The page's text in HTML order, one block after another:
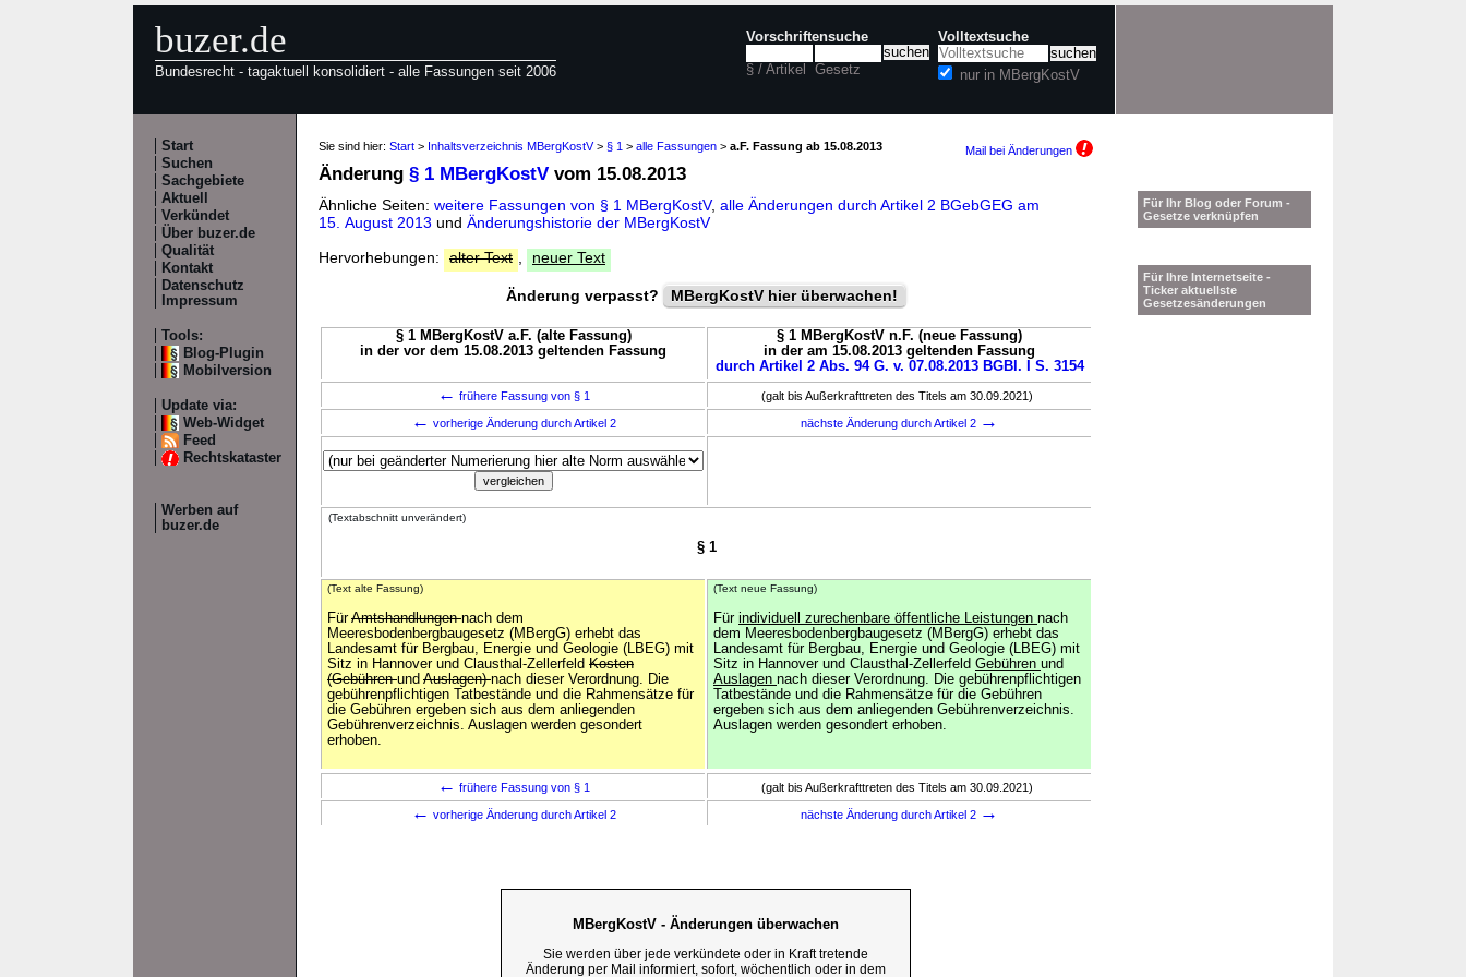
buzer.de
Bundesrecht - tagaktuell konsolidiert - alle Fassungen seit 2006
Vorschriftensuche
§ / Artikel Gesetz
Volltextsuche
nur in MBergKostV
Start
Suchen
Sachgebiete
Aktuell
Verkündet
Über buzer.de
Qualität
Kontakt
Datenschutz
Impressum
Tools:
Blog-Plugin
Mobilversion
Update via:
Web-Widget
Feed
Rechtskataster
Werben auf
buzer.de
Sie sind hier: Start > Inhaltsverzeichnis MBergKostV> § 1 > alle Fassungen > a.F. Fassung ab 15.08.2013 Mail bei Änderungen
Änderung § 1 MBergKostV vom 15.08.2013
Ähnliche Seiten: weitere Fassungen von § 1 MBergKostV, alle Änderungen durch Artikel 2 BGebGEG am
15. August 2013 und Änderungshistorie der MBergKostV
Hervorhebungen:
alter Text neuer Text
Änderung verpasst? MBergKostV hier überwachen!
§ 1 MBergKostV a.F. (alte Fassung)
in der vor dem 15.08.2013 geltenden Fassung
§ 1 MBergKostV n.F. (neue Fassung)
in der am 15.08.2013 geltenden Fassung
durch Artikel 2 Abs. 94 G. v. 07.08.2013 BGBl. I S. 3154
← frühere Fassung von § 1 (galt bis Außerkrafttreten des Titels am 30.09.2021)
← vorherige Änderung durch Artikel 2 nächste Änderung durch Artikel 2 →
(Textabschnitt unverändert)
§ 1
(Text alte Fassung)
FürAmtshandlungennach dem
Meeresbodenbergbaugesetz (MBergG) erhebt das
Landesamt für Bergbau, Energie und Geologie (LBEG) mit
Sitz in Hannover und Clausthal-Zellerfeld Kosten
(Gebührenund Auslagen)nach dieser Verordnung. Die
gebührenpflichtigen Tatbestände und die Rahmensätze für
die Gebühren ergeben sich aus dem anliegenden
Gebührenverzeichnis. Auslagen werden gesondert
erhoben.
(Text neue Fassung)
Für individuell zurechenbare öffentliche Leistungen nach
dem Meeresbodenbergbaugesetz (MBergG) erhebt das
Landesamt für Bergbau, Energie und Geologie (LBEG) mit
Sitz in Hannover und Clausthal-Zellerfeld Gebühren und
Auslagen nach dieser Verordnung. Die gebührenpflichtigen
Tatbestände und die Rahmensätze für die Gebühren
ergeben sich aus dem anliegenden Gebührenverzeichnis.
Auslagen werden gesondert erhoben.
← frühere Fassung von § 1 (galt bis Außerkrafttreten des Titels am 30.09.2021)
← vorherige Änderung durch Artikel 2 nächste Änderung durch Artikel 2 →
MBergKostV - Änderungen überwachen
Sie werden über jede verkündete oder in Kraft tretende
Änderung per Mail informiert, sofort, wöchentlich oder in dem
Für Ihr Blog oder Forum -
Gesetze verknüpfen
Für Ihre Internetseite -
Ticker aktuellste
Gesetzesänderungen